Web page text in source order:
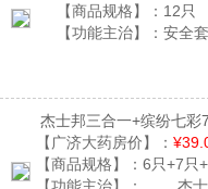
【商品规格】： 12只
【功能主治】： 安全套
杰士邦三合一+缤纷七彩
【广济大药房价】：
【商品规格】： 6只+7只